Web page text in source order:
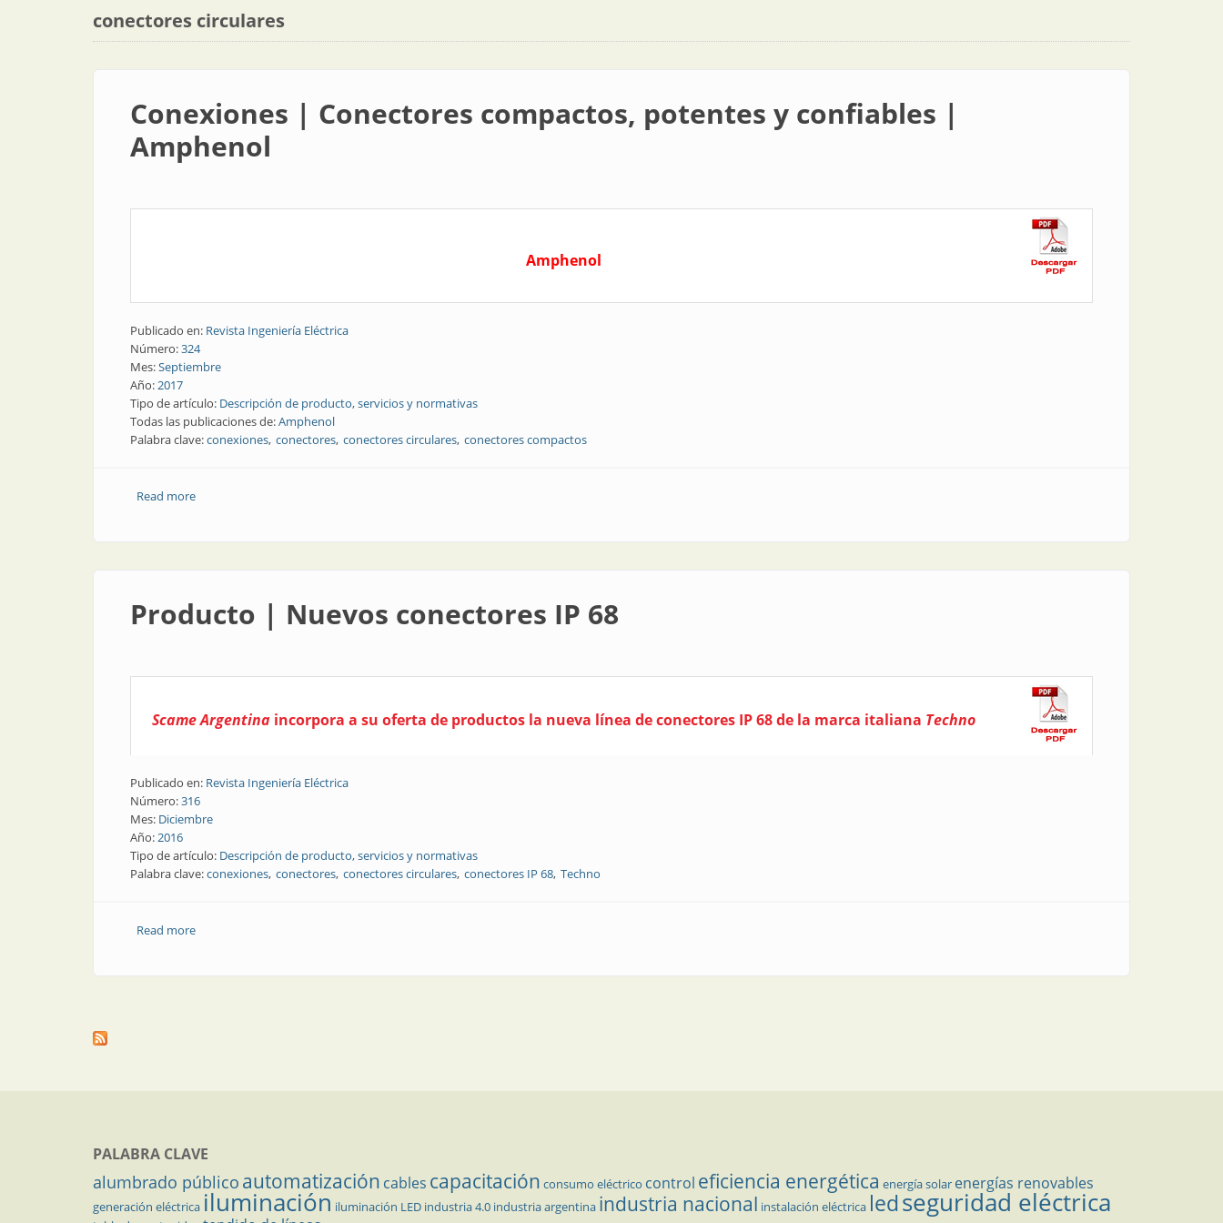
conectores circulares
Conexiones | Conectores compactos, potentes y confiables |
Amphenol
Amphenol
Publicado en: Revista Ingeniería Eléctrica
Número:324
Mes:Septiembre
Año:2017
Tipo de artículo: Descripción de producto, servicios y normativas
Todas las publicaciones de:Amphenol
Palabra clave:conexiones conectores conectores circulares conectores compactos
Read moreabout Conexiones | Conectores compactos, potentes y confiables | Amphenol
Producto | Nuevos conectores IP 68
Scame Argentinaincorpora a su oferta de productos la nueva línea de conectores IP 68 de la marca italiana Techno
Publicado en: Revista Ingeniería Eléctrica
Número:316
Mes: Diciembre
Año:2016
Tipo de artículo: Descripción de producto, servicios y normativas
Palabra clave:conexiones conectores conectores circulares conectores IP 68 Techno
Read moreabout Producto | Nuevos conectores IP 68
PALABRA CLAVE
alumbrado público automatización cables capacitación consumo eléctrico control eficiencia energética energía solar energías renovables
generación eléctrica iluminación iluminación LED industria 4.0 industria argentina industria nacional instalación eléctrica ledseguridad eléctrica